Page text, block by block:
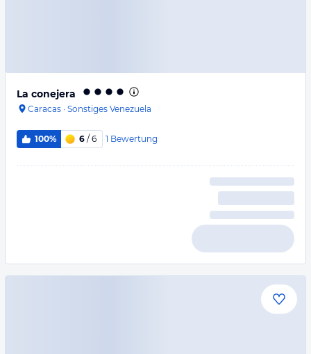
La conejera
Caracas · Sonstiges Venezuela
100% 6 / 6 1 Bewertung